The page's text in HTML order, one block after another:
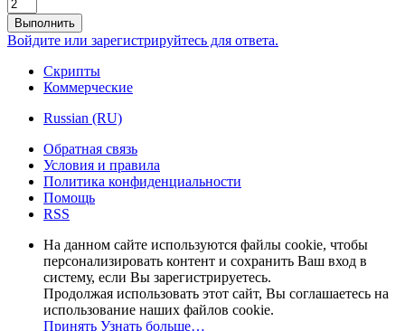
Выполнить
Войдите или зарегистрируйтесь для ответа.
Скрипты
Коммерческие
Russian (RU)
Обратная связь
Условия и правила
Политика конфиденциальности
Помощь
RSS
На данном сайте используются файлы cookie, чтобы
персонализировать контент и сохранить Ваш вход в
систему, если Вы зарегистрируетесь.
Продолжая использовать этот сайт, Вы соглашаетесь на
использование наших файлов cookie.
Принять Узнать больше…